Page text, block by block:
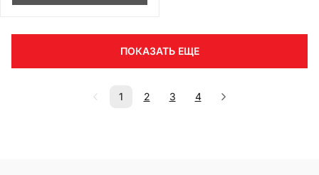
ПОКАЗАТЬ ЕЩЕ
1 2 3 4